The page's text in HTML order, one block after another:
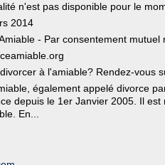
n'est pas disponible pour le
2014
- Par consentement mutuel
à l'amiable? Rendez-vous
également appelé divorce
depuis le 1er Janvier 2005. Il
En...